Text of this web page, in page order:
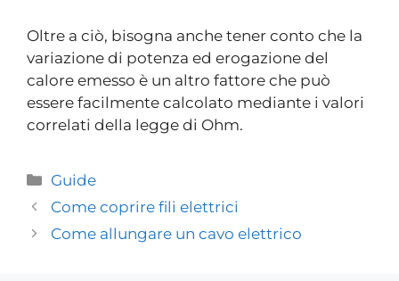
Oltre a ciò, bisogna anche tener conto che la
variazione di potenza ed erogazione del
calore emesso è un altro fattore che può
essere facilmente calcolato mediante i valori
correlati della legge di Ohm.
Guide
Come coprire fili elettrici
Come allungare un cavo elettrico